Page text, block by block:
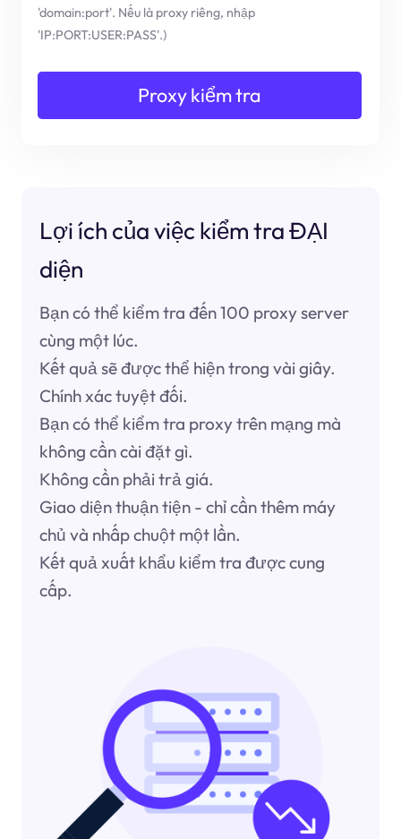
'domain:port'. Nếu là proxy riêng, nhập
'IP:PORT:USER:PASS'.)
Proxy kiểm tra
Lợi ích của việc kiểm tra ĐẠI
diện
Bạn có thể kiểm tra đến 100 proxy server
cùng một lúc.
Kết quả sẽ được thể hiện trong vài giây.
Chính xác tuyệt đối.
Bạn có thể kiểm tra proxy trên mạng mà
không cần cài đặt gì.
Không cần phải trả giá.
Giao diện thuận tiện - chỉ cần thêm máy
chủ và nhấp chuột một lần.
Kết quả xuất khẩu kiểm tra được cung
cấp.